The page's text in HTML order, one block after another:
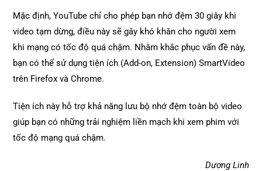
Mặc định, YouTube chỉ cho phép bạn nhớ đệm 30 giây khi
video tạm dừng, điều này sẽ gây khó khăn cho người xem
khi mạng có tốc độ quá chậm. Nhằm khắc phục vấn đề này,
bạn có thể sử dụng tiện ích (Add-on, Extension) SmartVideo
trên Firefox và Chrome.
Tiện ích này hỗ trợ khả năng lưu bộ nhớ đệm toàn bộ video
giúp bạn có những trải nghiệm liền mạch khi xem phim với
tốc độ mạng quá chậm.
Dương Linh